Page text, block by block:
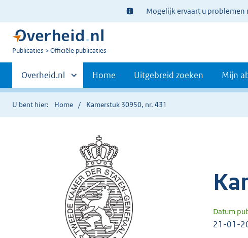
Ter
informatie:
Mogelijk ervaart u problemen
U
Publicaties Officiële publicaties
Primaire
navigatie
Andere
sites
binnen
Overheid.nl Home Uitgebreid zoeken Mijn
U bent hier: Home Kamerstuk 30950, nr. 431
Datum
21-01-